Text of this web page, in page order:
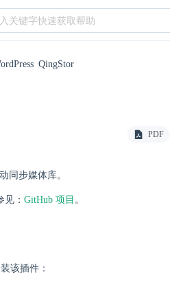
QingStor
PDF
同步媒体库。
： GitHub 项目 。
该插件：